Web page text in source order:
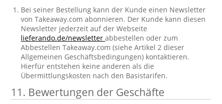
Bei seiner Bestellung kann der Kunde einen Newsletter
von Takeaway.com abonnieren. Der Kunde kann diesen
Newsletter jederzeit auf der Webseite
lieferando.de/newsletterabbestellen oder zum
Abbestellen Takeaway.com (siehe Artikel 2 dieser
Allgemeinen Geschäftsbedingungen) kontaktieren.
Hierfür entstehen keine anderen als die
Übermittlungskosten nach den Basistarifen.
11. Bewertungen der Geschäfte